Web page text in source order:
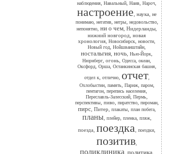
наблюдения Навальный Наив Нароч
настроение наука
не
понимаю, негатив, негры, недовольство,
непонятно ни о чем Нидерланды
нижний новгород новая
хронология Новосибирск новости
Новый год Нойшванштайн
ностальгия ночь Нью-Йорк
Нюрнберг огонь Одесса океан
Оксфорд, Орша, Останкинская башня,
отдел к, отлично, отчет,
Охлобыстин, память, Париж, паром,
пентагон перепись населения
Переславль-Залесский Пермь
перспективы, пиво пиратство, пироман,
пирс, Питер плакаты, план побега,
планы, плейер, пленка, пляж,
поезда поездка поездки
позитив
поликлиника политика